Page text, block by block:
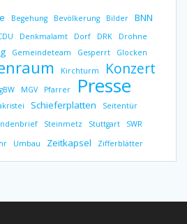
Begehung Bevölkerung Bilder BNN
Denkmalamt Dorf DRK Drohne
Gemeindeteam Gesperrt Glocken
Kirchturm Konzert
MGV Pfarrer Presse
Schieferplatten Seitentür
Steinmetz Stuttgart SWR
Umbau Zeitkapsel Zifferblätter